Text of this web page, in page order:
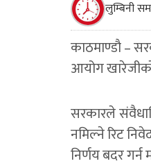
लुम्बिनी
काठमाण्डाै –
आयोग
सरकारले
नमिल्ने रिट
निर्णय बदर